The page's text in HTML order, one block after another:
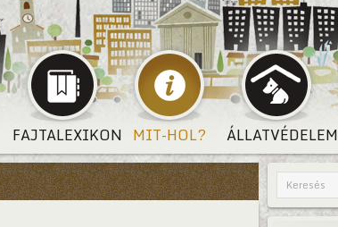
FAJTALEXIKON MIT-HOL? ÁLLATVÉDELEM